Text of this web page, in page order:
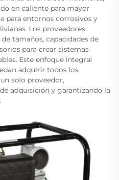
en caliente para mayor
para entornos corrosivos y
Los proveedores
tamaños, capacidades de
para crear sistemas
Este enfoque integral
adquirir todos los
solo proveedor,
adquisición y garantizando la